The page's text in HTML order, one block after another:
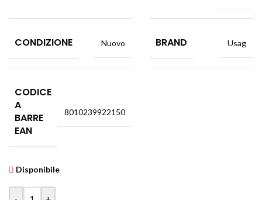
CONDIZIONE Nuovo BRAND Usag
CODICE
A
BARRE
EAN
8010239922150
Disponibile